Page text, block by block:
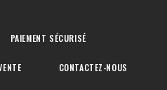
PAIEMENT SÉCURISÉ
CONTACTEZ-NOUS